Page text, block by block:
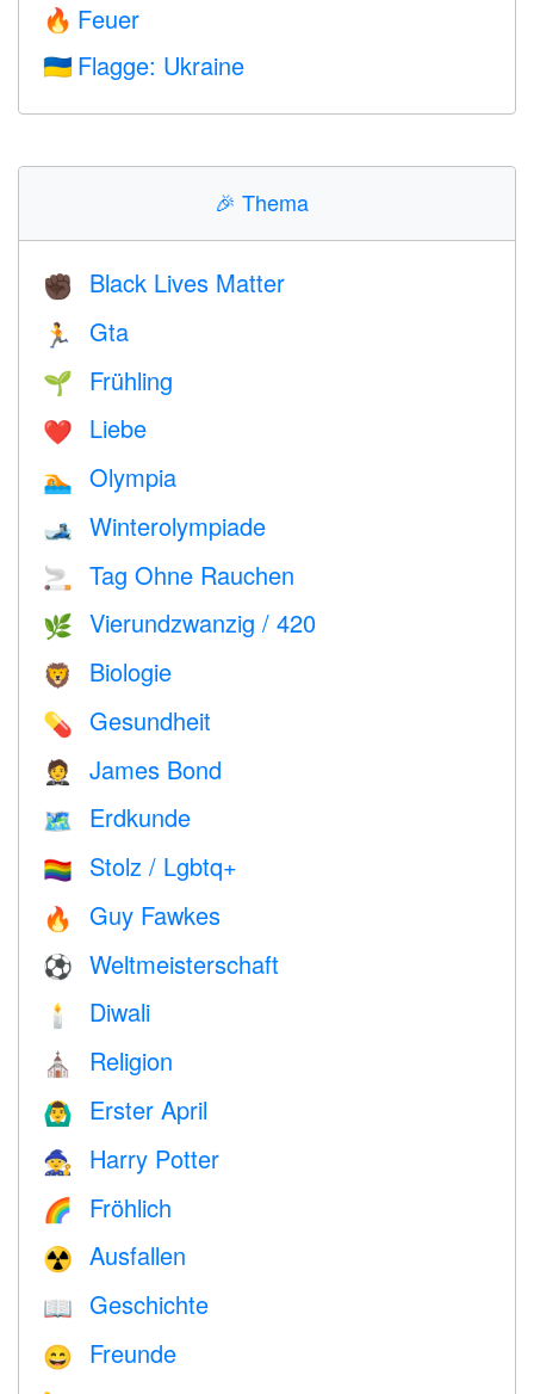
🔥 Feuer
🇺🇦 Flagge: Ukraine
🎉 Thema
✊🏿 Black Lives Matter
🏃 Gta
🌱 Frühling
❤️️ Liebe
🏊 Olympia
🎿 Winterolympiade
🚬 Tag Ohne Rauchen
🌿 Vierundzwanzig / 420
🦁 Biologie
💊 Gesundheit
🤵 James Bond
🗺 Erdkunde
🏳️‍🌈 Stolz / Lgbtq+
🔥 Guy Fawkes
⚽ Weltmeisterschaft
🕯 Diwali
⛪️ Religion
🙆‍♂️ Erster April
🧙 Harry Potter
🌈 Fröhlich
☢️ Ausfallen
📖 Geschichte
😄 Freunde